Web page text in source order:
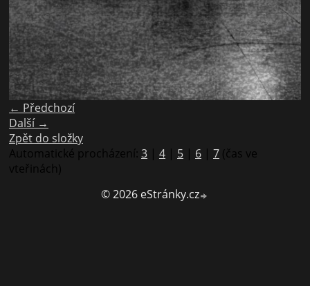
← Předchozí
Další →
Zpět do složky
Automatické procházení: 3 | 4 | 5 | 6 | 7 (čas ve
vteřinách)
© 2026 eStránky.cz